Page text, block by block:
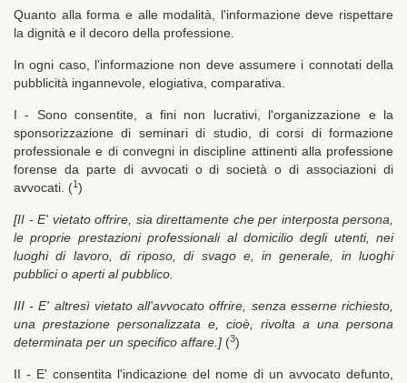
Quanto alla forma e alle modalità, l'informazione deve rispettare
la dignità e il decoro della professione.
In ogni caso, l'informazione non deve assumere i connotati della
pubblicità ingannevole, elogiativa, comparativa.
I - Sono consentite, a fini non lucrativi, l'organizzazione e la
sponsorizzazione di seminari di studio, di corsi di formazione
professionale e di convegni in discipline attinenti alla professione
forense da parte di avvocati o di società o di associazioni di
avvocati. (1)
[II - E' vietato offrire, sia direttamente che per interposta persona,
le proprie prestazioni professionali al domicilio degli utenti, nei
luoghi di lavoro, di riposo, di svago e, in generale, in luoghi
pubblici o aperti al pubblico.
III - E' altresì vietato all'avvocato offrire, senza esserne richiesto,
una prestazione personalizzata e, cioè, rivolta a una persona
determinata per un specifico affare.] (3)
II - E' consentita l'indicazione del nome di un avvocato defunto,